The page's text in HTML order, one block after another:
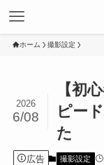
ホーム 撮影設定
【初
ピー
た
2026
6/08
広告 撮影設定